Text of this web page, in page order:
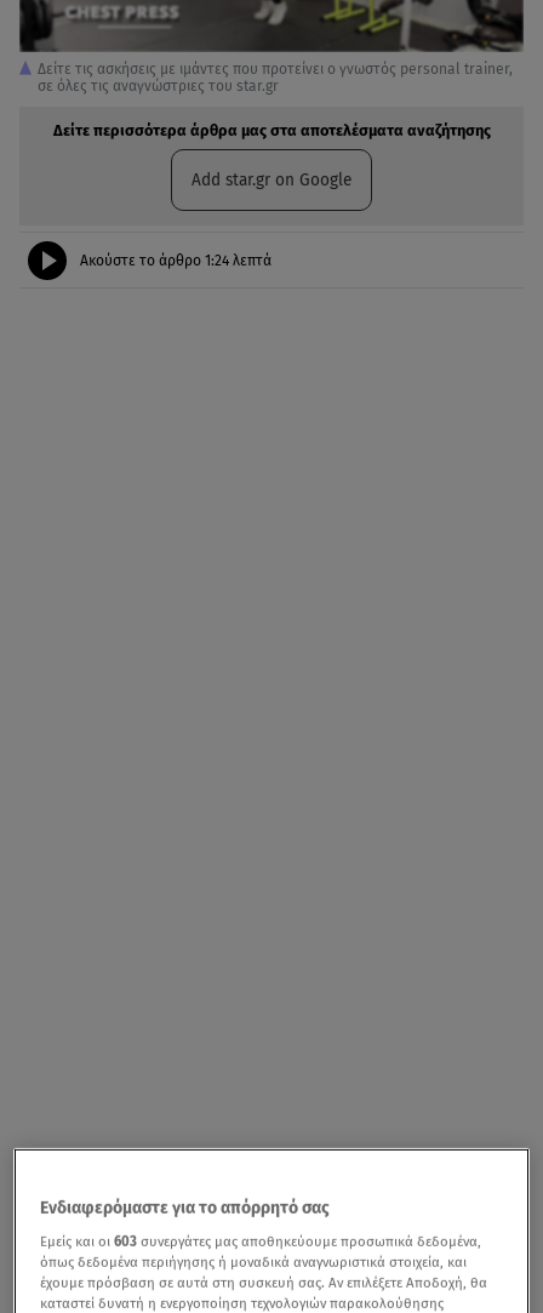
Δείτε τις ασκήσεις με ιμάντες που προτείνει ο γνωστός personal trainer,
σε όλες τις αναγνώστριες του star.gr
Δείτε περισσότερα άρθρα μας στα αποτελέσματα αναζήτησης
Add star.gr on Google
Ακούστε το άρθρο 1:24 λεπτά
Ενδιαφερόμαστε για το απόρρητό σας
Εμείς και οι603 συνεργάτες μας αποθηκεύουμε προσωπικά δεδομένα,
όπως δεδομένα περιήγησης ή μοναδικά αναγνωριστικά στοιχεία, και
έχουμε πρόσβαση σε αυτά στη συσκευή σας. Αν επιλέξετε Αποδοχή, θα
καταστεί δυνατή η ενεργοποίηση τεχνολογιών παρακολούθησης